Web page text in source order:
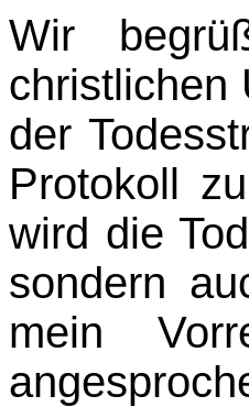
Wir
christlichen
der
Protokoll
wird die
sondern
mein